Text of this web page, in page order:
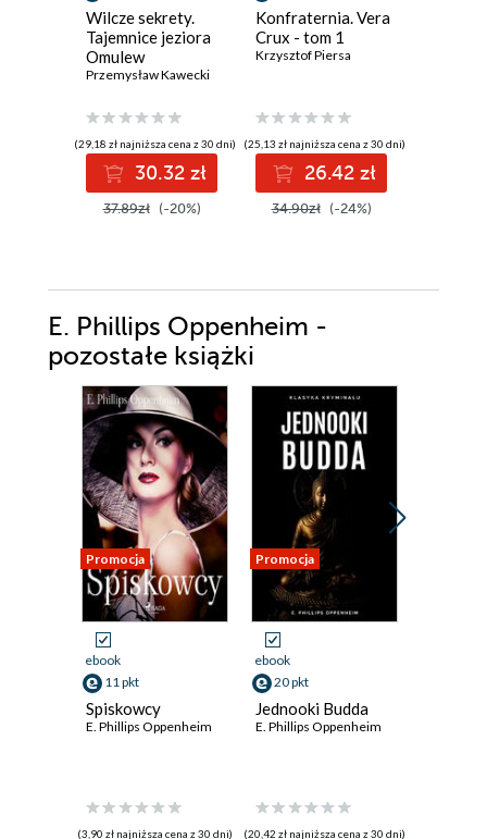
Wilcze sekrety.
Tajemnice jeziora
Omulew
Przemysław Kawecki
(29,18 zł najniższa cena z 30 dni)
30.32 zł
37.89zł (-20%)
Konfraternia. Vera
Crux - tom 1
Krzysztof Piersa
(25,13 zł najniższa cena z 30 dni)
26.42 zł
34.90zł (-24%)
E. Phillips Oppenheim -
pozostałe książki
Promocja
ebook
11 pkt
Spiskowcy
E. Phillips Oppenheim
(3,90 zł najniższa cena z 30 dni)
Promocja
ebook
20 pkt
Jednooki Budda
E. Phillips Oppenheim
(20,42 zł najniższa cena z 30 dni)